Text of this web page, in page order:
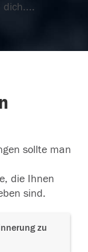
dich....
sollte man
die Ihnen
sind.
zu